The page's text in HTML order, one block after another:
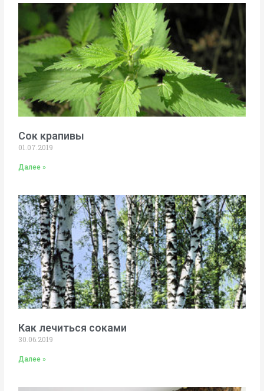
Сок крапивы
01.07.2019
Далее »
Как лечиться соками
30.06.2019
Далее »